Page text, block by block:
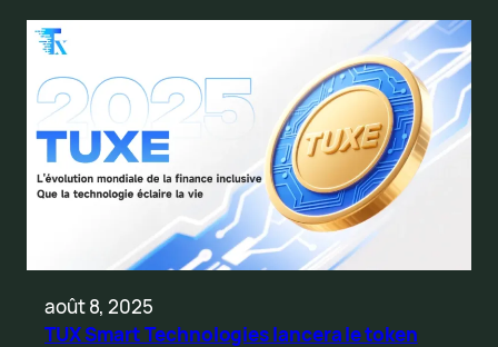
août 8, 2025
TUX Smart Technologies lancera le token